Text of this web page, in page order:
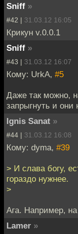
Sniff »
#42 | 31.03.12 16:05
Крикун v.0.0.1
Sniff »
#43 | 31.03.12 16:07
Кому: UrkA, #5
Даже так можно,
запрыгнуть и они
Ignis Sanat »
#44 | 31.03.12 16:08
Кому: dyma, #39
> И слава богу,
гораздо нужнее.
>
Ага. Например,
Lamer »